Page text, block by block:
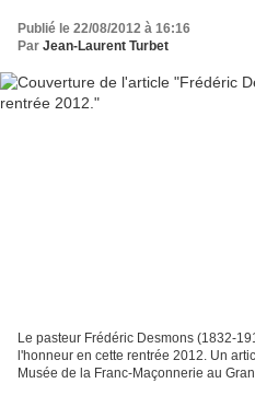
Publié le 22/08/2012 à 16:16
Par Jean-Laurent Turbet
Le pasteur Frédéric Desmons (1832-
l'honneur en cette rentrée 2012. Un
Musée de la Franc-Maçonnerie au